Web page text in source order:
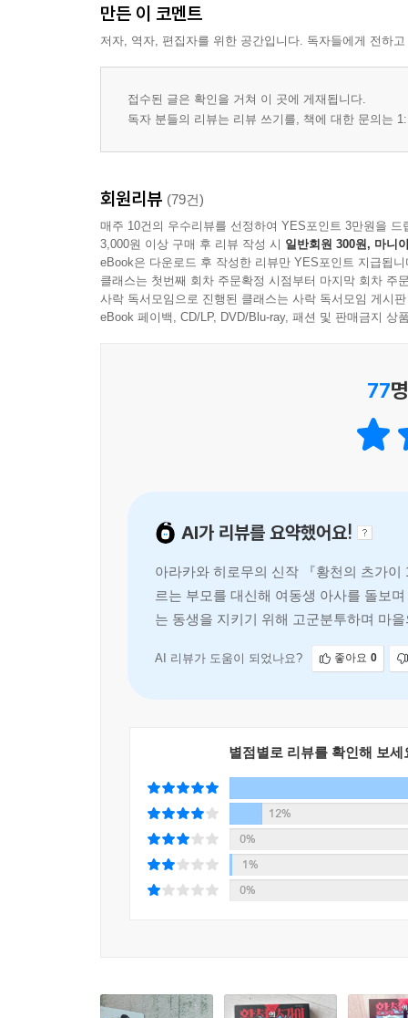
만든 이 코멘트
저자, 역자, 편집자를 위한 공간입니다. 독자들에게 전하
접수된 글은 확인을 거쳐 이 곳에 게재됩니다.
독자 분들의 리뷰는 리뷰 쓰기를, 책에 대한 문의는
회원리뷰 (79건)
매주 10건의 우수리뷰를 선정하여 YES포인트 3만원을 드
3,000원 이상 구매 후 리뷰 작성 시 일반회원 300원, 마니
eBook은 다운로드 후 작성한 리뷰만 YES포인트 지급됩니
클래스는 첫번째 회차 주문확정 시점부터 마지막 회차 주
사락 독서모임으로 진행된 클래스는 사락 독서모임 게시
eBook 페이백, CD/LP, DVD/Blu-ray, 패션 및 판매금지 상
77
AI가 리뷰를 요약했어요!
아라카와 히로무의 신작 『황천의 츠가
르는 부모를 대신해 여동생 아사를 돌보
는 동생을 지키기 위해 고군분투하며 마
AI 리뷰가 도움이 되었나요? 좋아요 0
별점별로 리뷰를 확인해 보세
12%
0%
1%
0%